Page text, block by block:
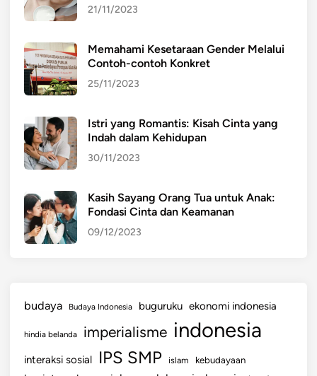
A
K
D
A
A
L
N
T
A
R
21/11/2023
Memahami Kesetaraan Gender Melalui
Contoh-contoh Konkret
25/11/2023
Istri yang Romantis: Kisah Cinta yang
Indah dalam Kehidupan
30/11/2023
Kasih Sayang Orang Tua untuk Anak:
Fondasi Cinta dan Keamanan
09/12/2023
budaya Budaya Indonesia buguruku ekonomi indonesia
hindia belanda imperialisme indonesia
interaksi sosial IPS SMP islam kebudayaan